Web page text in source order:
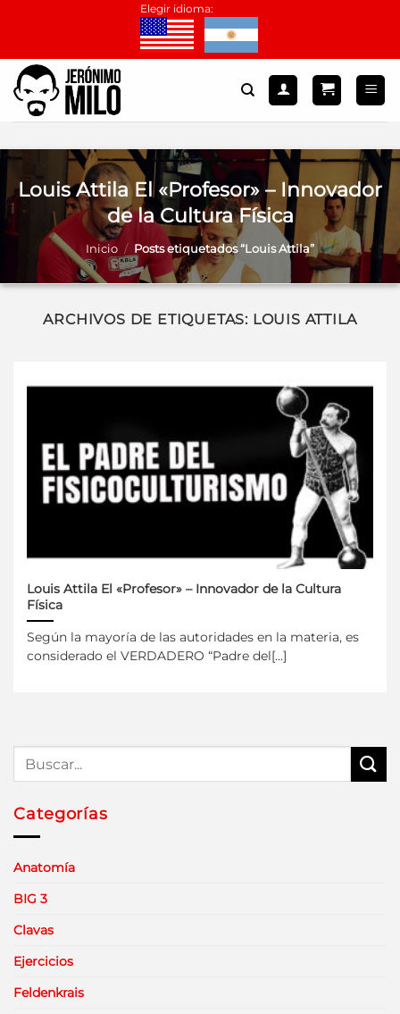
contenido
Elegir idioma:
Louis Attila El «Profesor» – Innovador
de la Cultura Física
Inicio / Posts etiquetados “Louis Attila”
ARCHIVOS DE ETIQUETAS: LOUIS ATTILA
Louis Attila El «Profesor» – Innovador de la Cultura
Física
Según la mayoría de las autoridades en la materia, es
considerado el VERDADERO “Padre del[...]
Categorías
Anatomía
BIG 3
Clavas
Ejercicios
Feldenkrais